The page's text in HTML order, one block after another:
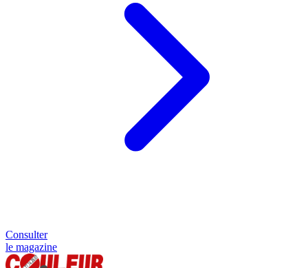
Consulter
le magazine